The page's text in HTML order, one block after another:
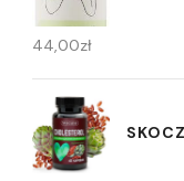
44,00zł